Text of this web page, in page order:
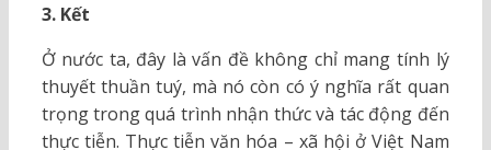
3. Kết
Ở nước ta, đây là vấn đề không chỉ mang tính lý
thuyết thuần tuý, mà nó còn có ý nghĩa rất quan
trọng trong quá trình nhận thức và tác động đến
thực tiễn. Thực tiễn văn hóa – xã hội ở Việt Nam